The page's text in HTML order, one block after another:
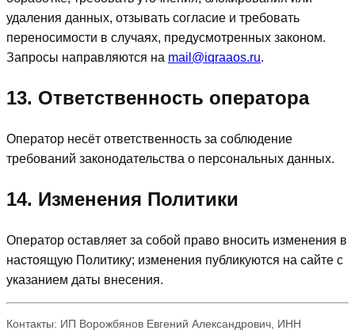
удаления данных, отзывать согласие и требовать
переносимости в случаях, предусмотренных законом.
Запросы направляются на mail@iqraaos.ru.
13. Ответственность оператора
Оператор несёт ответственность за соблюдение
требований законодательства о персональных данных.
14. Изменения Политики
Оператор оставляет за собой право вносить изменения в
настоящую Политику; изменения публикуются на сайте с
указанием даты внесения.
Контакты: ИП Ворожбянов Евгений Александрович, ИНН